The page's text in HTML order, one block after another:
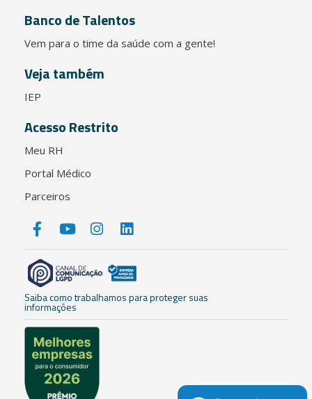
Banco de Talentos
Vem para o time da saúde com a gente!
Veja também
IEP
Acesso Restrito
Meu RH
Portal Médico
Parceiros
Saiba como trabalhamos para proteger suas
informações